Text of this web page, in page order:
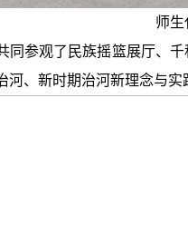
师
同参观了民族摇篮展厅、
、新时期治河新理念与实